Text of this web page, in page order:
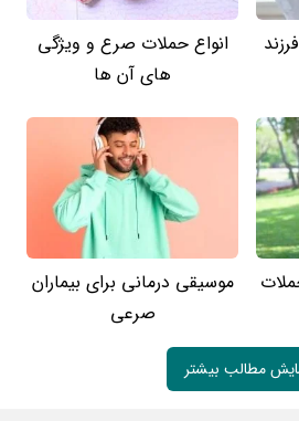
انواع حملات صرع و ویژگی
های آن ها
موسیقی درمانی برای بیماران
صرعی
مطالب بیشتر